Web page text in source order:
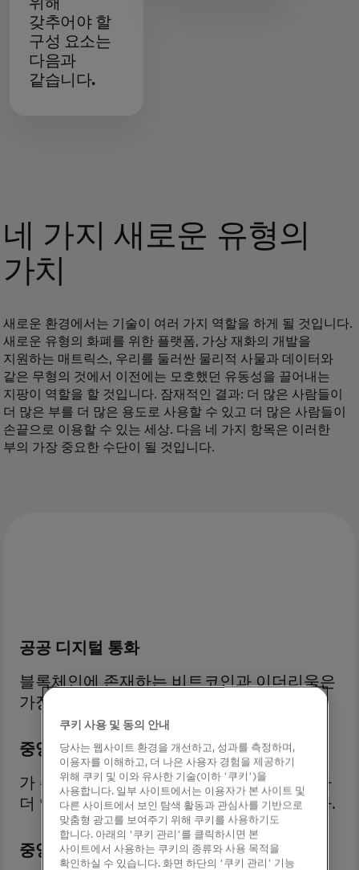
갖추어야 할
구성 요소는
다음과
같습니다.
네 가지 새로운 유형의
가치
새로운 환경에서는 기술이 여러 가지 역할을 하게 될 것입니다.
새로운 유형의 화폐를 위한 플랫폼, 가상 재화의 개발을
지원하는 매트릭스, 우리를 둘러싼 물리적 사물과 데이터와
같은 무형의 것에서 이전에는 모호했던 유동성을 끌어내는
지팡이 역할을 할 것입니다. 잠재적인 결과: 더 많은 사람들이
더 많은 부를 더 많은 용도로 사용할 수 있고 더 많은 사람들이
손끝으로 이용할 수 있는 세상. 다음 네 가지 항목은 이러한
부의 가장 중요한 수단이 될 것입니다.
공공 디지털 통화
블록체인에 존재하는 비트코인과 이더리움은
가장 잘 알려진 디지털 통화입니다.
중앙은행 디지털 화폐(CBDC)
가 주목을 받고 있습니다. 기존 암호화폐보다
더 영향력이 크고 유용성이 높을 수 있습니다.
중앙은행 디지털 화폐(CBDC)
쿠키 사용 및 동의 안내
당사는 웹사이트 환경을 개선하고, 성과를 측정하며,
이용자를 이해하고, 더 나은 사용자 경험을 제공하기
위해 쿠키 및 이와 유사한 기술(이하 '쿠키')을
사용합니다. 일부 사이트에서는 이용자가 본 사이트 및
다른 사이트에서 보인 탐색 활동과 관심사를 기반으로
맞춤형 광고를 보여주기 위해 쿠키를 사용하기도
합니다. 아래의 '쿠키 관리'를 클릭하시면 본
사이트에서 사용하는 쿠키의 종류와 사용 목적을
확인하실 수 있습니다. 화면 하단의 '쿠키 관리' 기능